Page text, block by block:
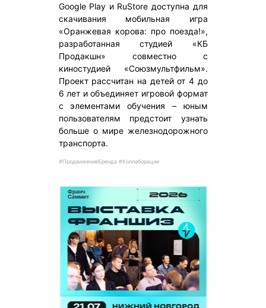
Google Play и RuStore доступна для
скачивания мобильная игра
«Оранжевая корова: про поезда!»,
разработанная студией «КБ
Продакшн» совместно с
киностудией «Союзмультфильм».
Проект рассчитан на детей от 4 до
6 лет и объединяет игровой формат
с элементами обучения – юным
пользователям предстоит узнать
больше о мире железнодорожного
транспорта.
#ПродвижениеБренда #Коллаборации